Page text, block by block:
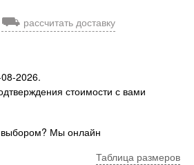
⛟ рассчитать доставку
2026.
стоимости с вами
Мы онлайн
Таблица размеров